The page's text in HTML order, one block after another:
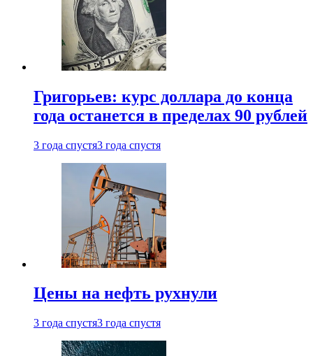
Григорьев: курс доллара до конца
года останется в пределах 90 рублей
3 года спустя3 года спустя
Цены на нефть рухнули
3 года спустя3 года спустя